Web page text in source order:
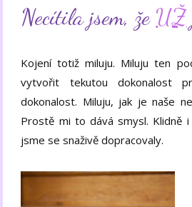
Necítila jsem, že UŽ
Kojení totiž miluju. Miluju ten
vytvořit tekutou dokonalost
dokonalost. Miluju, jak je naše
Prostě mi to dává smysl. Klidně
jsme se snaživě dopracovaly.